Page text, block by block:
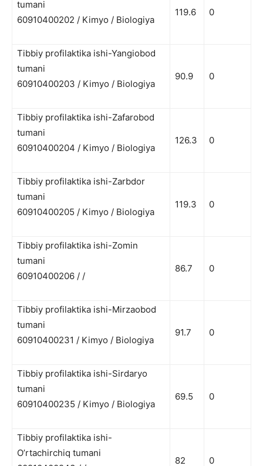
tumani
60910400202 / Kimyo / Biologiya
119.6 0
Tibbiy profilaktika ishi-Yangiobod
tumani
60910400203 / Kimyo / Biologiya
90.9 0
Tibbiy profilaktika ishi-Zafarobod
tumani
60910400204 / Kimyo / Biologiya
126.3 0
Tibbiy profilaktika ishi-Zarbdor
tumani
60910400205 / Kimyo / Biologiya
119.3 0
Tibbiy profilaktika ishi-Zomin
tumani
60910400206 / /
86.7 0
Tibbiy profilaktika ishi-Mirzaobod
tumani
60910400231 / Kimyo / Biologiya
91.7 0
Tibbiy profilaktika ishi-Sirdaryo
tumani
60910400235 / Kimyo / Biologiya
69.5 0
Tibbiy profilaktika ishi-
O’rtachirchiq tumani
82 0